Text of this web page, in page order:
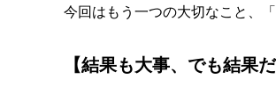
今回はもう一つの大切なこと、
【結果も大事、でも結果